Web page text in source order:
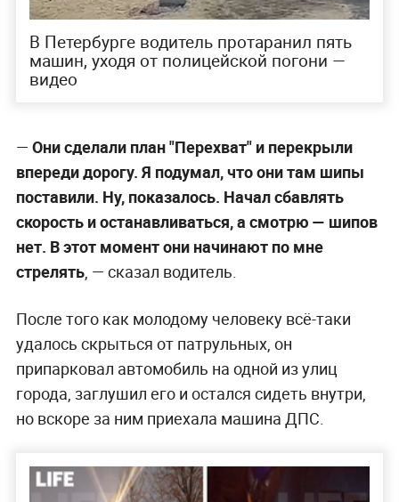
В Петербурге водитель протаранил пять
машин, уходя от полицейской погони —
видео
— Они сделали план "Перехват" и перекрыли
впереди дорогу. Я подумал, что они там шипы
поставили. Ну, показалось. Начал сбавлять
скорость и останавливаться, а смотрю — шипов
нет. В этот момент они начинают по мне
стрелять, — сказал водитель.
После того как молодому человеку всё-таки
удалось скрыться от патрульных, он
припарковал автомобиль на одной из улиц
города, заглушил его и остался сидеть внутри,
но вскоре за ним приехала машина ДПС.